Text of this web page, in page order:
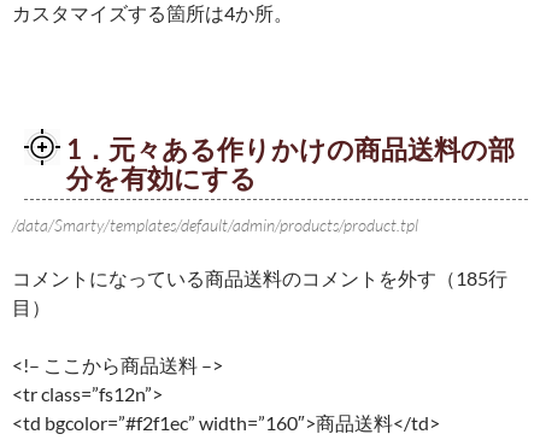
カスタマイズする箇所は4か所。
1．元々ある作りかけの商品送料の部
分を有効にする
/data/Smarty/templates/default/admin/products/product.tpl
コメントになっている商品送料のコメントを外す（185行
目）
<!– ここから商品送料 –>
<tr class=”fs12n”>
<td bgcolor=”#f2f1ec” width=”160″>商品送料</td>